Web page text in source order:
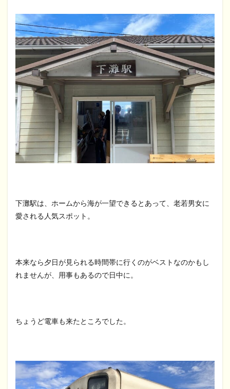
下灘駅は、ホームから海が一望できるとあって、老若男女に
愛される人気スポット。
本来なら夕日が見られる時間帯に行くのがベストなのかもし
れませんが、用事もあるので日中に。
ちょうど電車も来たところでした。